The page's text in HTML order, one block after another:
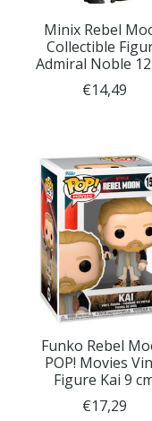
Minix Rebel
Collectible
Admiral Noble
€14,49
Funko Rebel
POP! Movies
Figure Kai 9
€17,29